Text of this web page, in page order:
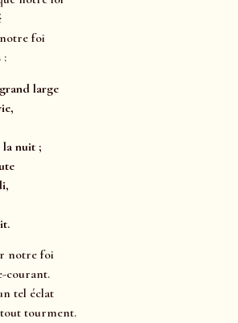
foi
:
large
la nuit ;
notre foi
courant.
tel éclat
tourment.